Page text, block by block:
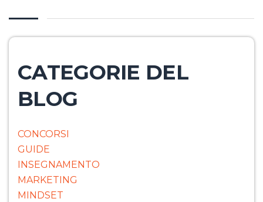
CATEGORIE DEL
BLOG
CONCORSI
GUIDE
INSEGNAMENTO
MARKETING
MINDSET